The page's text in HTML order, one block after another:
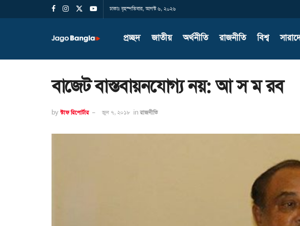
ঢাকাঃ বৃহস্পতিবার, আগস্ট ৬, ২০২৬
প্রচ্ছদ জাতীয় অর্থনীতি রাজনীতি বিশ্ব
বাজেট বাস্তবায়নযোগ্য নয়: আ স ম রব
by স্টাফ রিপোর্টার জুন ৭, ২০১৮ in রাজনীতি